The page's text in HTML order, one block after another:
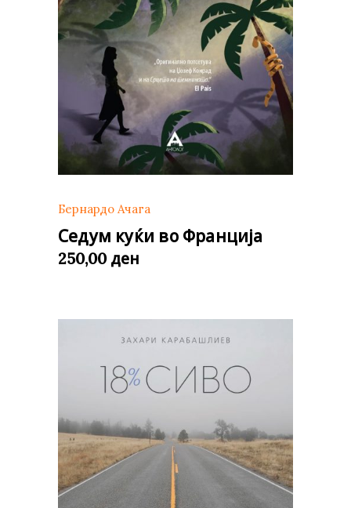
Бернардо Ачага
Седум куќи во Франција
250,00 ден